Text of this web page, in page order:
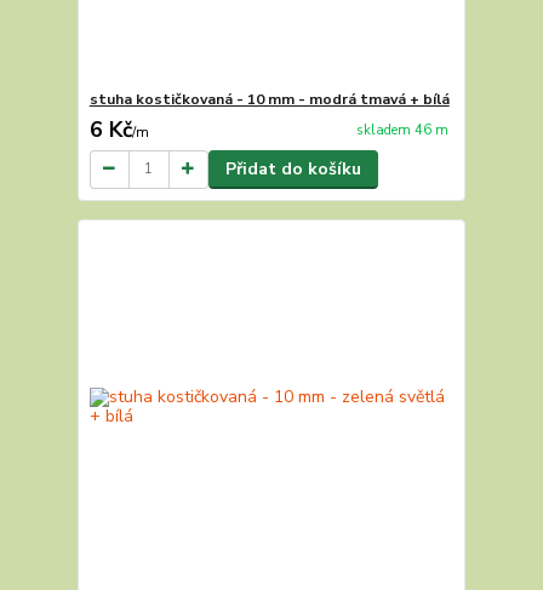
stuha kostičkovaná - 10 mm - modrá tmavá + bílá
6 Kč/m skladem 46 m
Přidat do košíku